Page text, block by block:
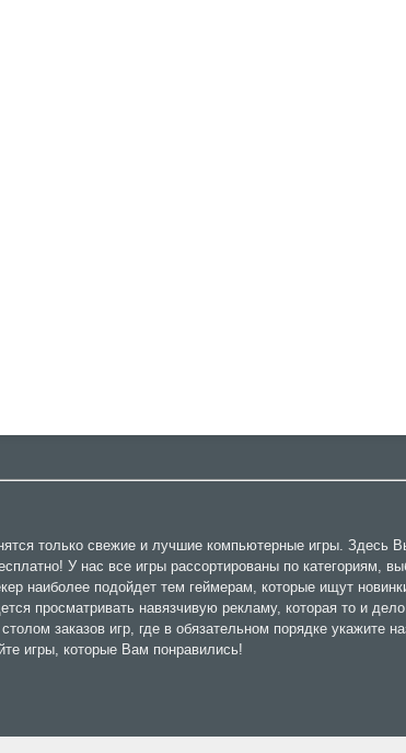
только свежие и лучшие компьютерные игры. Здесь
У нас все игры рассортированы по категориям,
наиболее подойдет тем геймерам, которые ищут
просматривать навязчивую рекламу, которая то и
заказов игр, где в обязательном порядке укажите
игры, которые Вам понравились!